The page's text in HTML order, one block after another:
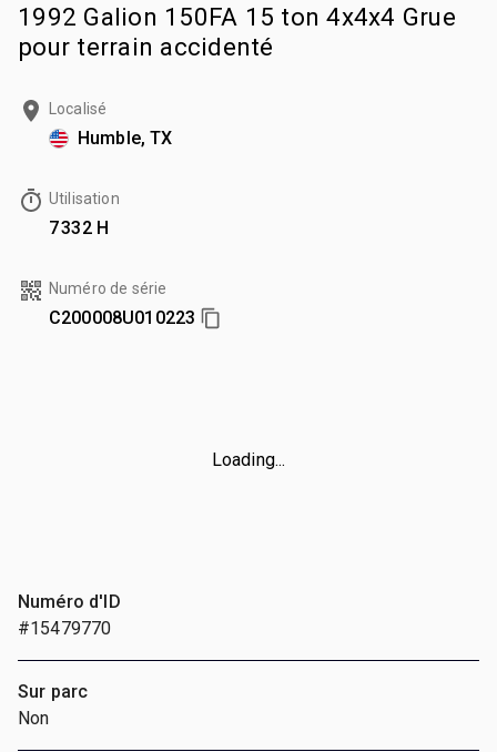
1992 Galion 150FA 15 ton 4x4x4 Grue
pour terrain accidenté
Localisé
Humble, TX
Utilisation
7 332 H
Numéro de série
C200008U010223
Loading...
Numéro d'ID
#15479770
Sur parc
Non